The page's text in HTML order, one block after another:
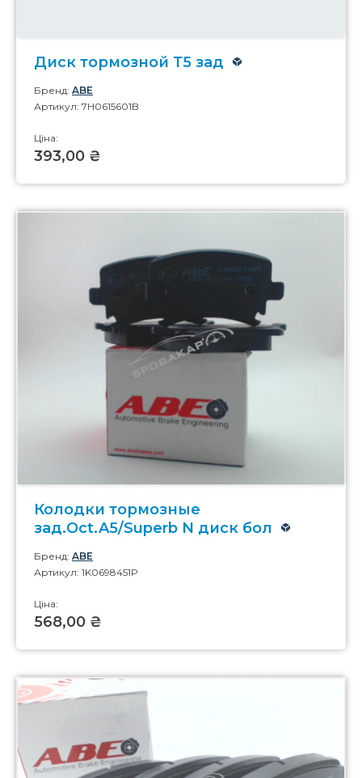
Диск тормозной Т5 зад
Бренд: ABE
Артикул: 7H0615601B
Ціна:
393,00 ₴
Колодки тормозные
зад.Oct.A5/Superb N диск бол
Бренд: ABE
Артикул: 1K0698451P
Ціна:
568,00 ₴